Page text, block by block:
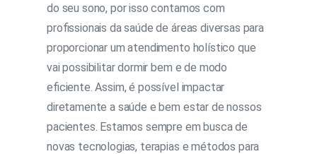
do seu sono, por isso contamos com
profissionais da saúde de áreas diversas para
proporcionar um atendimento holístico que
vai possibilitar dormir bem e de modo
eficiente. Assim, é possível impactar
diretamente a saúde e bem estar de nossos
pacientes. Estamos sempre em busca de
novas tecnologias, terapias e métodos para